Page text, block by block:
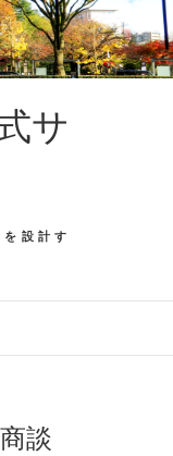
サ
設計す
談